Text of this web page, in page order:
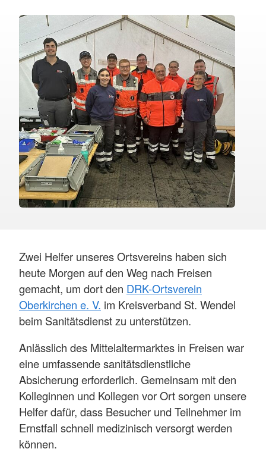
Zwei Helfer unseres Ortsvereins haben sich
heute Morgen auf den Weg nach Freisen
gemacht, um dort den DRK-Ortsverein
Oberkirchen e. V. im Kreisverband St. Wendel
beim Sanitätsdienst zu unterstützen.
Anlässlich des Mittelaltermarktes in Freisen war
eine umfassende sanitätsdienstliche
Absicherung erforderlich. Gemeinsam mit den
Kolleginnen und Kollegen vor Ort sorgen unsere
Helfer dafür, dass Besucher und Teilnehmer im
Ernstfall schnell medizinisch versorgt werden
können.